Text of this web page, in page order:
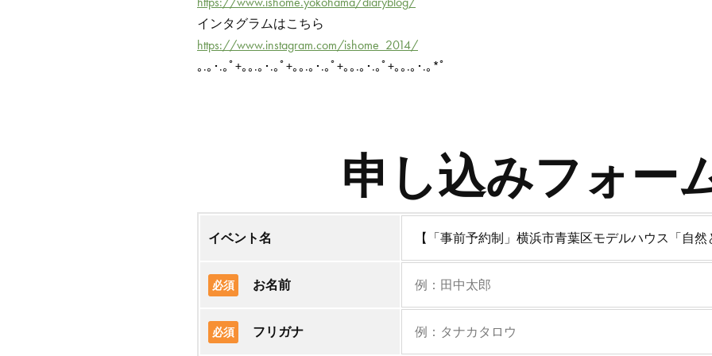
インタグラムはこちら
https://www.instagram.com/ishome_2014/
｡.｡･.｡ﾟ+｡｡.｡･.｡ﾟ+｡｡.｡･.｡ﾟ+｡｡.｡･.｡ﾟ+｡｡.｡･.｡*ﾟ
申し込みフォー
イベント名
必須 お名前
必須 フリガナ